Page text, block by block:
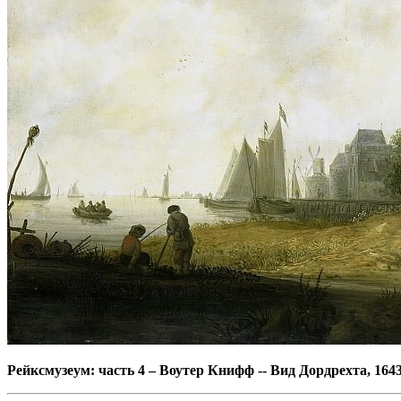
Рейксмузеум: часть 4–Воутер Книфф -- Вид Дордрехта,